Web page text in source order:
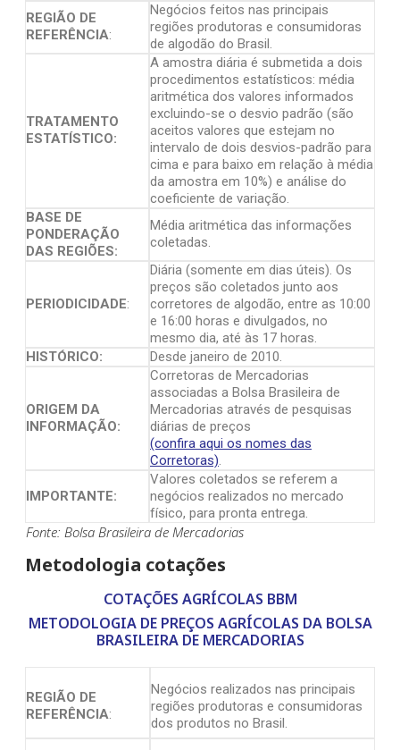
REGIÃO DE
REFERÊNCIA:
Negócios feitos nas principais
regiões produtoras e consumidoras
de algodão do Brasil.
TRATAMENTO
ESTATÍSTICO:
A amostra diária é submetida a dois
procedimentos estatísticos: média
aritmética dos valores informados
excluindo-se o desvio padrão (são
aceitos valores que estejam no
intervalo de dois desvios-padrão para
cima e para baixo em relação à média
da amostra em 10%) e análise do
coeficiente de variação.
BASE DE
PONDERAÇÃO
DAS REGIÕES:
Média aritmética das informações
coletadas.
PERIODICIDADE:
Diária (somente em dias úteis). Os
preços são coletados junto aos
corretores de algodão, entre as 10:00
e 16:00 horas e divulgados, no
mesmo dia, até às 17 horas.
HISTÓRICO:
Desde janeiro de 2010.
ORIGEM DA
INFORMAÇÃO:
Corretoras de Mercadorias
associadas a Bolsa Brasileira de
Mercadorias através de pesquisas
diárias de preços
(confira aqui os nomes das
Corretoras).
IMPORTANTE:
Valores coletados se referem a
negócios realizados no mercado
físico, para pronta entrega.
Fonte: Bolsa Brasileira de Mercadorias
Metodologia cotações
COTAÇÕES AGRÍCOLAS BBM
METODOLOGIA DE PREÇOS AGRÍCOLAS DA BOLSA
BRASILEIRA DE MERCADORIAS
REGIÃO DE
REFERÊNCIA:
Negócios realizados nas principais
regiões produtoras e consumidoras
dos produtos no Brasil.